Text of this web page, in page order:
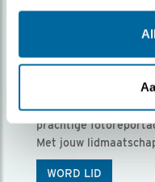
Ontvang 5 x
Vogels is het
prachtige
Met jouw
WORD LID